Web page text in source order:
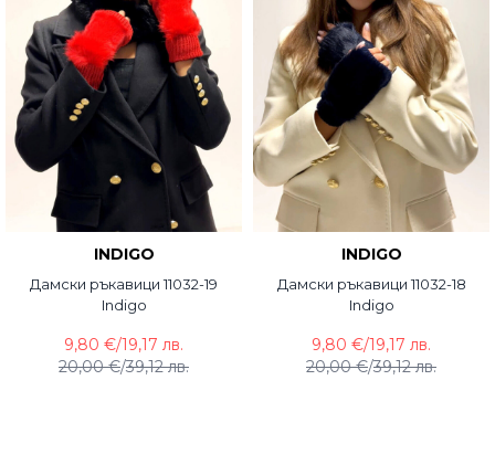
INDIGO
Дамски ръкавици 11032-19
Indigo
20,00 €/39,12 лв.
9,80 €/19,17 лв.
INDIGO
Дамски ръкавици 11032-18
Indigo
20,00 €/39,12 лв.
9,80 €/19,17 лв.